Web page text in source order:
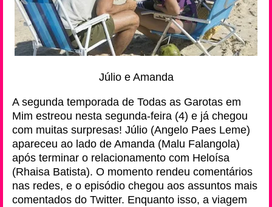
Júlio e Amanda
A segunda temporada de Todas as Garotas em
Mim estreou nesta segunda-feira (4) e já chegou
com muitas surpresas! Júlio (Angelo Paes Leme)
apareceu ao lado de Amanda (Malu Falangola)
após terminar o relacionamento com Heloísa
(Rhaisa Batista). O momento rendeu comentários
nas redes, e o episódio chegou aos assuntos mais
comentados do Twitter. Enquanto isso, a viagem